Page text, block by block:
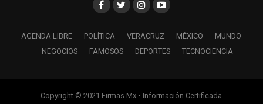
AGENDA LIBRE POLÍTICA VERACRUZ MÉXICO
MUNDO
NEGOCIOS
FAMOSOS DEPORTES TECNOCIENCIA
Copyright © 2021 Firmas.Mx • Información Certificada